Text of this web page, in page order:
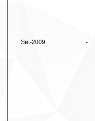
Set-2009 -